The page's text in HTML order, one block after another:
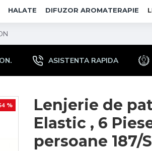
HALATE DIFUZOR AROMATERAPIE
ASISTENTA RAPIDA
%
Lenjerie de
Elastic , 6
persoane 187/